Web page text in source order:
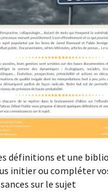
définitions et une
initier ou compléter
sur le sujet